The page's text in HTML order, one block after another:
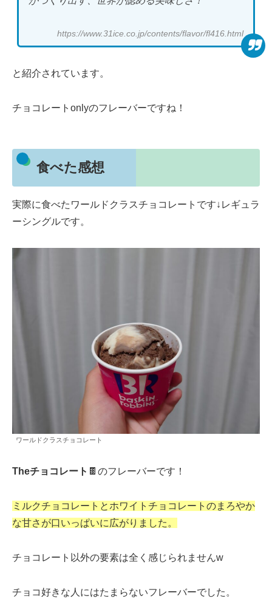
https://www.31ice.co.jp/contents/flavor/fl416.html
と紹介されています。
チョコレートonlyのフレーバーですね！
食べた感想
実際に食べたワールドクラスチョコレートです↓レギュラ
ーシングルです。
ワールドクラスチョコレート
Theチョコレート 🍫のフレーバーです！
ミルクチョコレートとホワイトチョコレートのまろやか
な甘さが口いっぱいに広がりました。
チョコレート以外の要素は全く感じられませんw
チョコ好きな人にはたまらないフレーバーでした。